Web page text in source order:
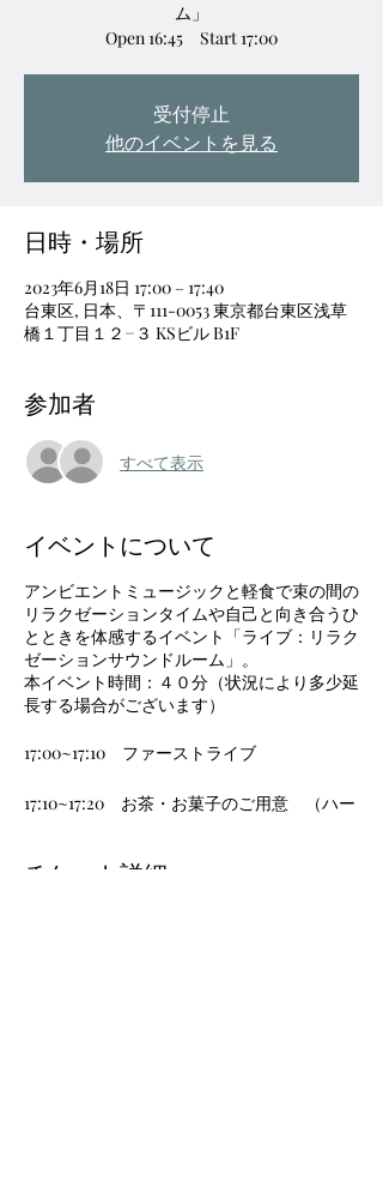
ム」
Open 16:45 Start 17:00
受付停止
他のイベントを見る
日時・場所
2023年6月18日 17:00 – 17:40
台東区, 日本、〒111-0053 東京都台東区浅草
橋１丁目１２−３ KSビル B1F
参加者
すべて表示
イベントについて
アンビエントミュージックと軽食で束の間の
リラクゼーションタイムや自己と向き合うひ
とときを体感するイベント「ライブ：リラク
ゼーションサウンドルーム」。
本イベント時間：４０分（状況により多少延
長する場合がございます）
17:00~17:10 ファーストライブ
17:10~17:20 お茶・お菓子のご用意 （ハー
17:20~18:40 セカンドライブ（軽食を嗜みな
チケット詳細